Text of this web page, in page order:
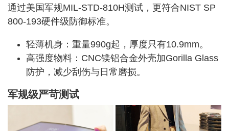
通过美国军规MIL-STD-810H测试，更符合NIST SP
800-193硬件级防御标准。
轻薄机身：重量990g起，厚度只有10.9mm。
高强度物料：CNC镁铝合金外壳加Gorilla Glass
防护，减少刮伤与日常磨损。
军规级严苛测试